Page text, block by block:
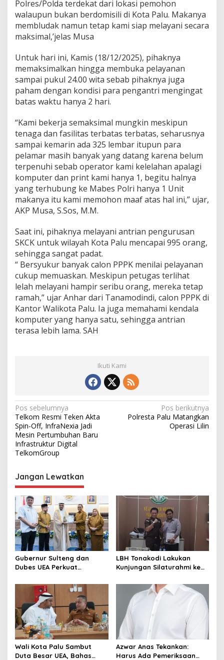
Polres/Polda terdekat dari lokasi pemohon
walaupun bukan berdomisili di Kota Palu. Makanya
membludak namun tetap kami siap melayani secara
maksimal,’jelas Musa
Untuk hari ini, Kamis (18/12/2025), pihaknya
memaksimalkan hingga membuka pelayanan
sampai pukul 24.00 wita sebab pihaknya juga
paham dengan kondisi para pengantri mengingat
batas waktu hanya 2 hari.
“Kami bekerja semaksimal mungkin meskipun
tenaga dan fasilitas terbatas terbatas, seharusnya
sampai kemarin ada 325 lembar itupun para
pelamar masih banyak yang datang karena belum
terpenuhi sebab operator kami kelelahan apalagi
komputer dan print kami hanya 1, begitu halnya
yang terhubung ke Mabes Polri hanya 1 Unit
makanya itu kami memohon maaf atas hal ini,” ujar,
AKP Musa, S.Sos, M.M.
Saat ini, pihaknya melayani antrian pengurusan
SKCK untuk wilayah Kota Palu mencapai 995 orang,
sehingga sangat padat.
“ Bersyukur banyak calon PPPK menilai pelayanan
cukup memuaskan. Meskipun petugas terlihat
lelah melayani hampir seribu orang, mereka tetap
ramah,” ujar Anhar dari Tanamodindi, calon PPPK di
Kantor Walikota Palu. Ia juga memahami kendala
komputer yang hanya satu, sehingga antrian
terasa lebih lama. SAH
Ikuti Kami
N
a
v
i
a
s
i
p
o
s
Pos sebelumnya
Telkom Resmi Teken Akta
Spin-Off, InfraNexia Jadi
Mesin Pertumbuhan Baru
Infrastruktur Digital
TelkomGroup
Pos berikutnya
Polresta Palu Matangkan
Operasi Lilin
Jangan Lewatkan
Gubernur Sulteng dan
Dubes UEA Perkuat
Sektor Jadi Prioritas
LBH Tonakodi Lakukan
Kunjungan Silaturahmi ke
Wali Kota Palu Sambut
Duta Besar UEA, Bahas
Azwar Anas Tekankan:
Harus Ada Pemeriksaan